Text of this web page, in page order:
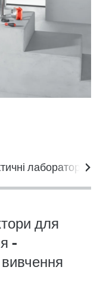
лабораторні
для
-